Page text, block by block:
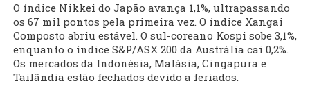
O índice Nikkei do Japão avança 1,1%, ultrapassando
os 67 mil pontos pela primeira vez. O índice Xangai
Composto abriu estável. O sul-coreano Kospi sobe 3,1%,
enquanto o índice S&P/ASX 200 da Austrália cai 0,2%.
Os mercados da Indonésia, Malásia, Cingapura e
Tailândia estão fechados devido a feriados.